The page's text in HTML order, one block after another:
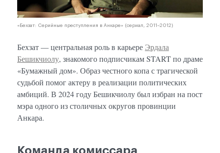
«Бехзат: Серийные преступления в Анкаре» (сериал, 2011–2012)
Бехзат — центральная роль в карьере Эрдала
Бешикчиолу, знакомого подписчикам START по драме
«Бумажный дом». Образ честного копа с трагической
судьбой помог актеру в реализации политических
амбиций. В 2024 году Бешикчиолу был избран на пост
мэра одного из столичных округов провинции
Анкара.